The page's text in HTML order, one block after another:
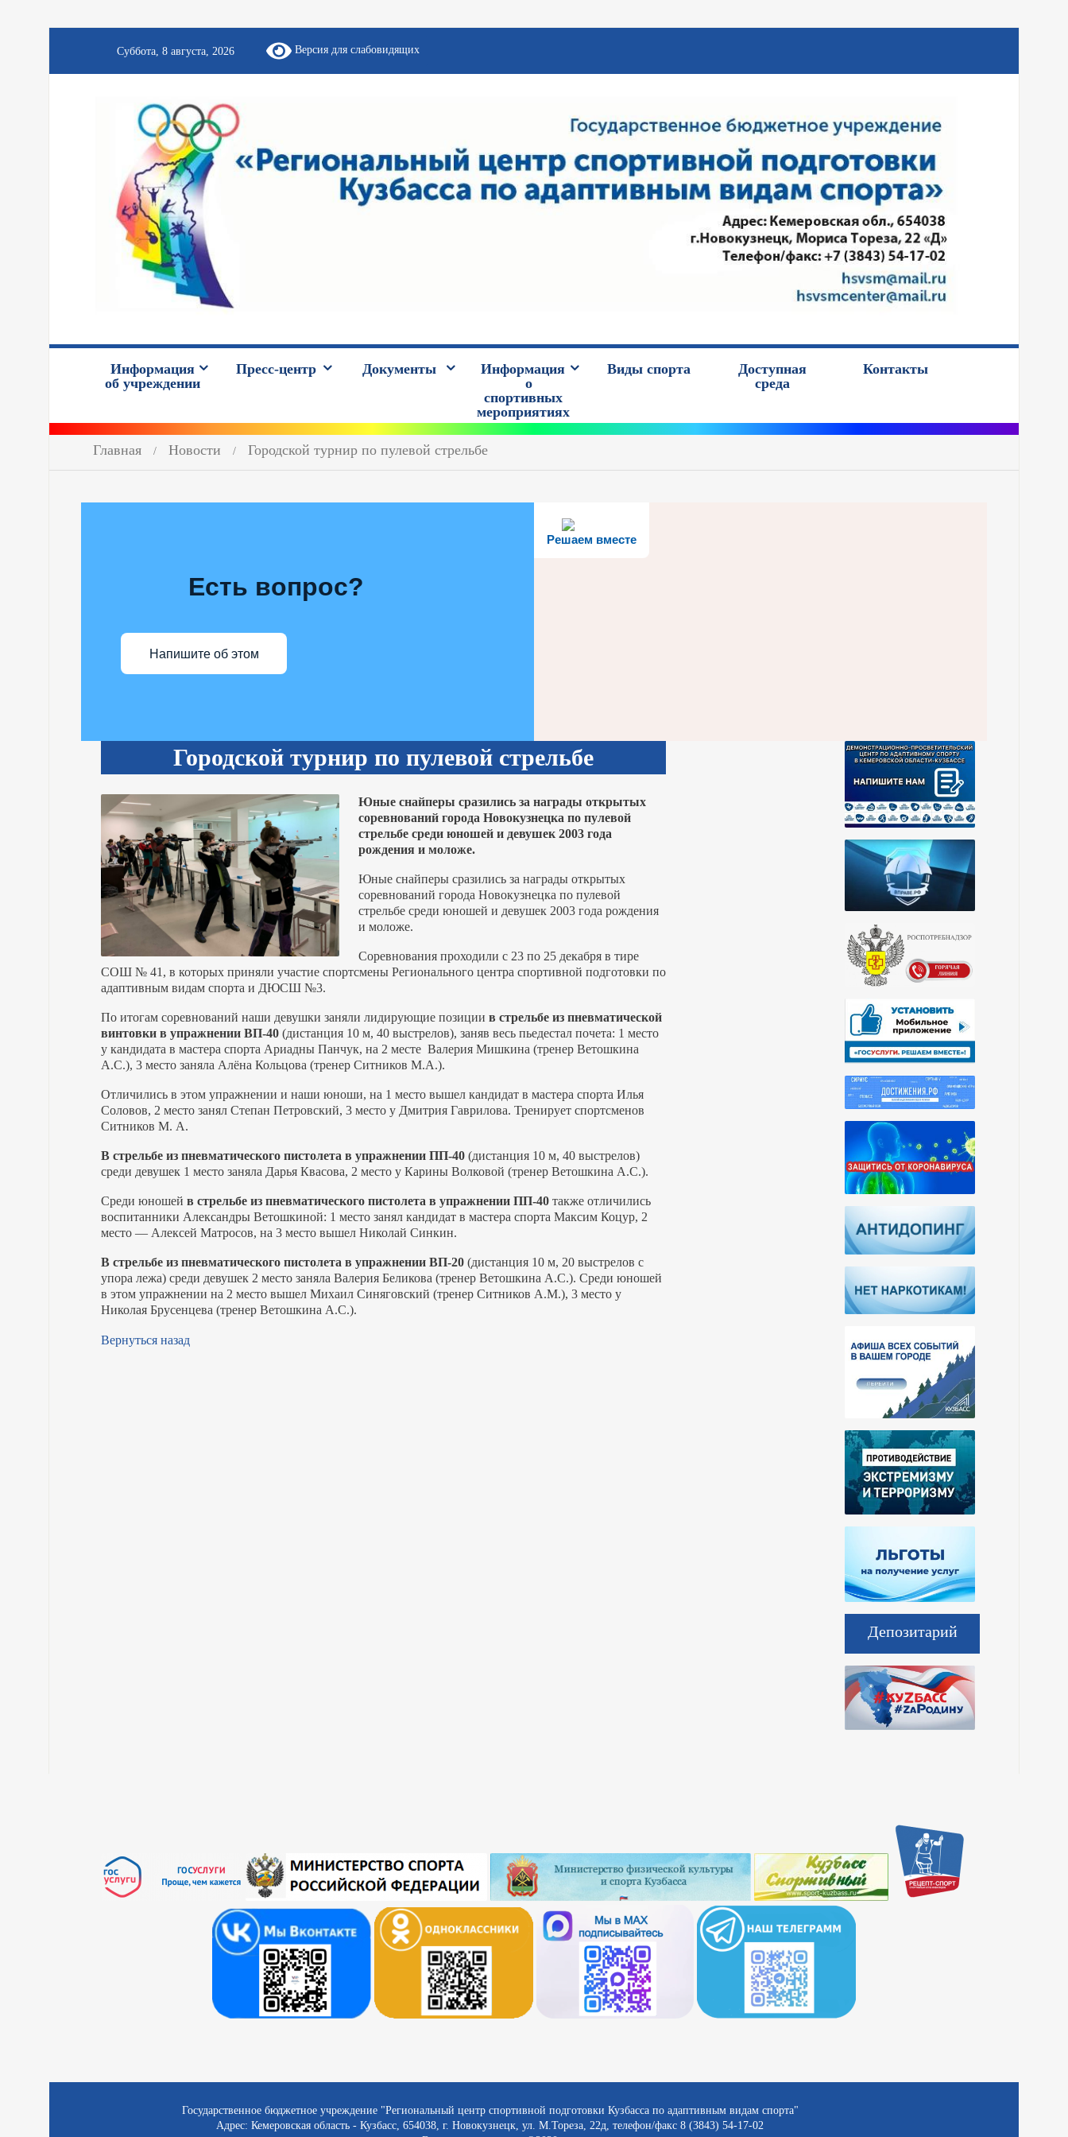
Версия для слабовидящих
Суббота, 8 августа, 2026
Информация
об учреждении
Пресс-центр Документы
Информация
о
спортивных
мероприятиях
Виды спорта
Доступная
среда
Контакты
Главная Новости Городской турнир по пулевой стрельбе
Решаем вместе
Есть вопрос?
Напишите об этом
Городской турнир по пулевой стрельбе
Юные снайперы сразились за награды открытых
соревнований города Новокузнецка по пулевой
стрельбе среди юношей и девушек 2003 года
рождения и моложе.
Юные снайперы сразились за награды открытых
соревнований города Новокузнецка по пулевой
стрельбе среди юношей и девушек 2003 года рождения
и моложе.
Соревнования проходили с 23 по 25 декабря в тире
СОШ № 41, в которых приняли участие спортсмены Регионального центра спортивной подготовки по
адаптивным видам спорта и ДЮСШ №3.
По итогам соревнований наши девушки заняли лидирующие позиции в стрельбе из пневматической
винтовки в упражнении ВП-40 (дистанция 10 м, 40 выстрелов), заняв весь пьедестал почета: 1 место
у кандидата в мастера спорта Ариадны Панчук, на 2 месте Валерия Мишкина (тренер Ветошкина
А.С.), 3 место заняла Алёна Кольцова (тренер Ситников М.А.).
Отличились в этом упражнении и наши юноши, на 1 место вышел кандидат в мастера спорта Илья
Соловов, 2 место занял Степан Петровский, 3 место у Дмитрия Гаврилова. Тренирует спортсменов
Ситников М. А.
В стрельбе из пневматического пистолета в упражнении ПП-40 (дистанция 10 м, 40 выстрелов)
среди девушек 1 место заняла Дарья Квасова, 2 место у Карины Волковой (тренер Ветошкина А.С.).
Среди юношей в стрельбе из пневматического пистолета в упражнении ПП-40 также отличились
воспитанники Александры Ветошкиной: 1 место занял кандидат в мастера спорта Максим Коцур, 2
место — Алексей Матросов, на 3 место вышел Николай Синкин.
В стрельбе из пневматического пистолета в упражнении ВП-20 (дистанция 10 м, 20 выстрелов с
упора лежа) среди девушек 2 место заняла Валерия Беликова (тренер Ветошкина А.С.). Среди юношей
в этом упражнении на 2 место вышел Михаил Синяговский (тренер Ситников А.М.), 3 место у
Николая Брусенцева (тренер Ветошкина А.С.).
Вернуться назад
Депозитарий
Государственное бюджетное учреждение "Региональный центр спортивной подготовки Кузбасса по адаптивным видам спорта"
Адрес: Кемеровская область - Кузбасс, 654038, г. Новокузнецк, ул. М.Тореза, 22д, телефон/факс 8 (3843) 54-17-02